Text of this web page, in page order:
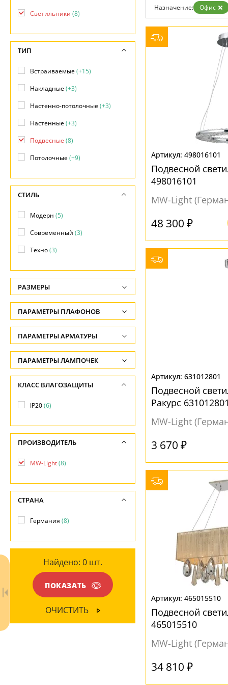
Доставка и оплата
Гарантия
Возврат
Установка
Бренды
Контакты
Хай
Назначение: Офис
498016101
Подвесной
498016101
MW-Light
48 300 ₽
631012801
Подвесной
Ракурс 631012801
MW-Light
3 670 ₽
465015510
Подвесной
465015510
MW-Light
34 810 ₽
Светильники (8)
ТИП
Встраиваемые(+15)
Накладные(+3)
Настенно-потолочные(+3)
Настенные(+3)
Подвесные (8)
Потолочные(+9)
СТИЛЬ
Модерн (5)
Современный (3)
Техно(3)
РАЗМЕРЫ
Высота, см
-
Длина подвеса, см
-
Ширина, см
-
Диаметр, см
Длина, см
ПАРАМЕТРЫ ПЛАФОНОВ
ФОРМА ПЛАФОНА
Декоративный(1)
Круглый(1)
Цилиндр(2)
НАПРАВЛЕНИЕ
В стороны(1)
МАТЕРИАЛ
Акрил(2)
ПАРАМЕТРЫ АРМАТУРЫ
ЦВЕТ АРМАТУРЫ
Белый(1)
МАТЕРИАЛ
Металл(8)
ПОВЕРХНОСТЬ
Зеркальный
ПАРАМЕТРЫ ЛАМПОЧЕК
Количество ламп
-
Общая мощность ламп
-
Напряжение
КЛАСС ВЛАГОЗАЩИТЫ
IP20(6)
ПРОИЗВОДИТЕЛЬ
MW-Light(8)
СТРАНА
Германия (8)
Найдено: 0 шт.
ПОКАЗАТЬ
ОЧИСТИТЬ